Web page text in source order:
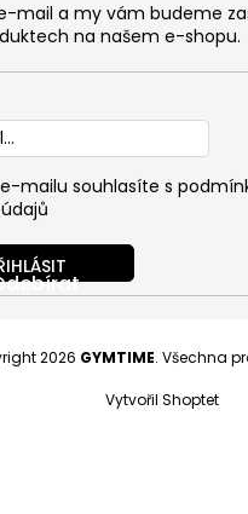
mail a my vám budeme
na našem e-shopu.
mailu souhlasíte s
Vytvořil Shoptet
2026 GYMTIME. Všechna